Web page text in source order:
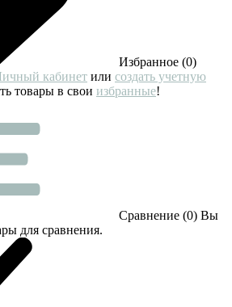
Избранное (0)
кабинет или создать учетную
товары в свои избранные!
Сравнение (0) Вы
для сравнения.